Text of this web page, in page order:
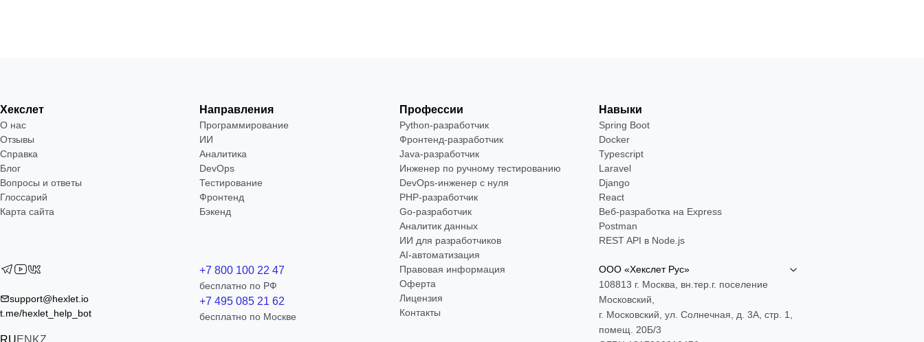
Хекслет
О нас
Отзывы
Справка
Блог
Вопросы и ответы
Глоссарий
Карта сайта
Направления
Программирование
ИИ
Аналитика
DevOps
Тестирование
Фронтенд
Бэкенд
Профессии
Python-разработчик
Фронтенд-разработчик
Java-разработчик
Инженер по ручному тестированию
DevOps-инженер с нуля
РНР-разработчик
Go-разработчик
Аналитик данных
ИИ для разработчиков
AI-автоматизация
Навыки
Spring Boot
Docker
Typescript
Laravel
Django
React
Веб-разработка на Express
Postman
REST API в Node.js
support@hexlet.io
t.me/hexlet_help_bot
RUEN KZ
+7 800 100 22 47
бесплатно по РФ
+7 495 085 21 62
бесплатно по Москве
Правовая информация
Оферта
Лицензия
Контакты
ООО «Хекслет Рус»
108813 г. Москва, вн.тер.г. поселение
Московский,
г. Московский, ул. Солнечная, д. 3А, стр. 1,
помещ. 20Б/3